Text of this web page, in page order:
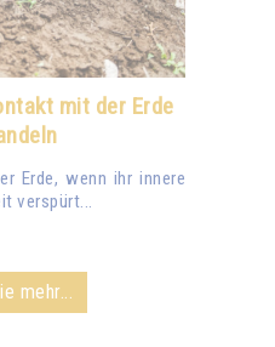
mit der Erde
Erde, wenn ihr innere
verspürt...
mehr...